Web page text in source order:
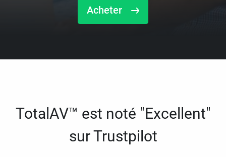
Acheter
TotalAV™ est noté "Excellent"
sur Trustpilot